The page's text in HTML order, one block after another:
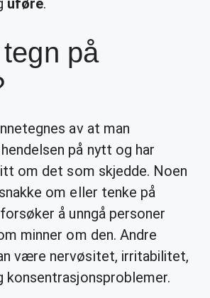
uføre.
på
av at man
på nytt og har
om det som skjedde. Noen
om eller tenke på
å unngå personer
minner om den. Andre
være nervøsitet, irritabilitet,
konsentrasjonsproblemer.